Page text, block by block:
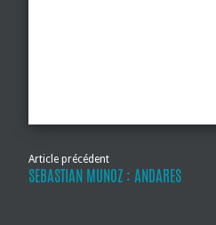
Article précédent
SEBASTIAN MUNOZ : ANDARES